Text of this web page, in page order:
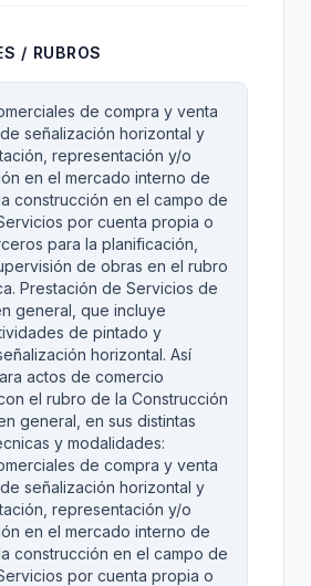
/ RUBROS
de compra y venta
señalización horizontal y
representación y/o
en el mercado interno de
construcción en el campo de
por cuenta propia o
para la planificación,
de obras en el rubro
Prestación de Servicios de
general, que incluye
de pintado y
horizontal. Así
actos de comercio
el rubro de la Construcción
general, en sus distintas
y modalidades:
de compra y venta
señalización horizontal y
representación y/o
en el mercado interno de
construcción en el campo de
por cuenta propia o